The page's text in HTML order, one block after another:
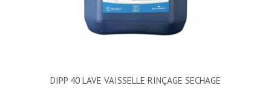
DIPP 40 LAVE VAISSELLE RINÇAGE SECHAGE